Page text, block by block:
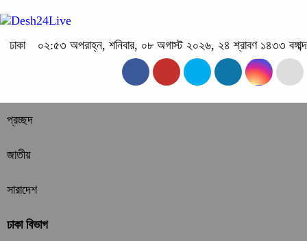
ঢাকা ০২:৫৩ অপরাহ্ন, শনিবার, ০৮ অগাস্ট ২০২৬, ২৪ শ্রাবণ ১৪৩৩ বঙ্গাব্দ
প্রচ্ছদ
জাতীয়
সারাদেশ
ঢাকা বিভাগ